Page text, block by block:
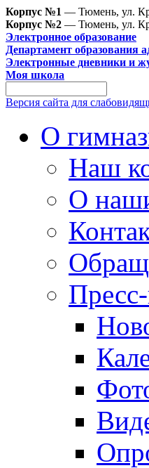
Корпус №1 — Тюмень, ул.
Корпус №2 — Тюмень, ул.
Электронное образование
Департамент образования
Электронные дневники и
Моя школа
Версия сайта для
О
Наш
О